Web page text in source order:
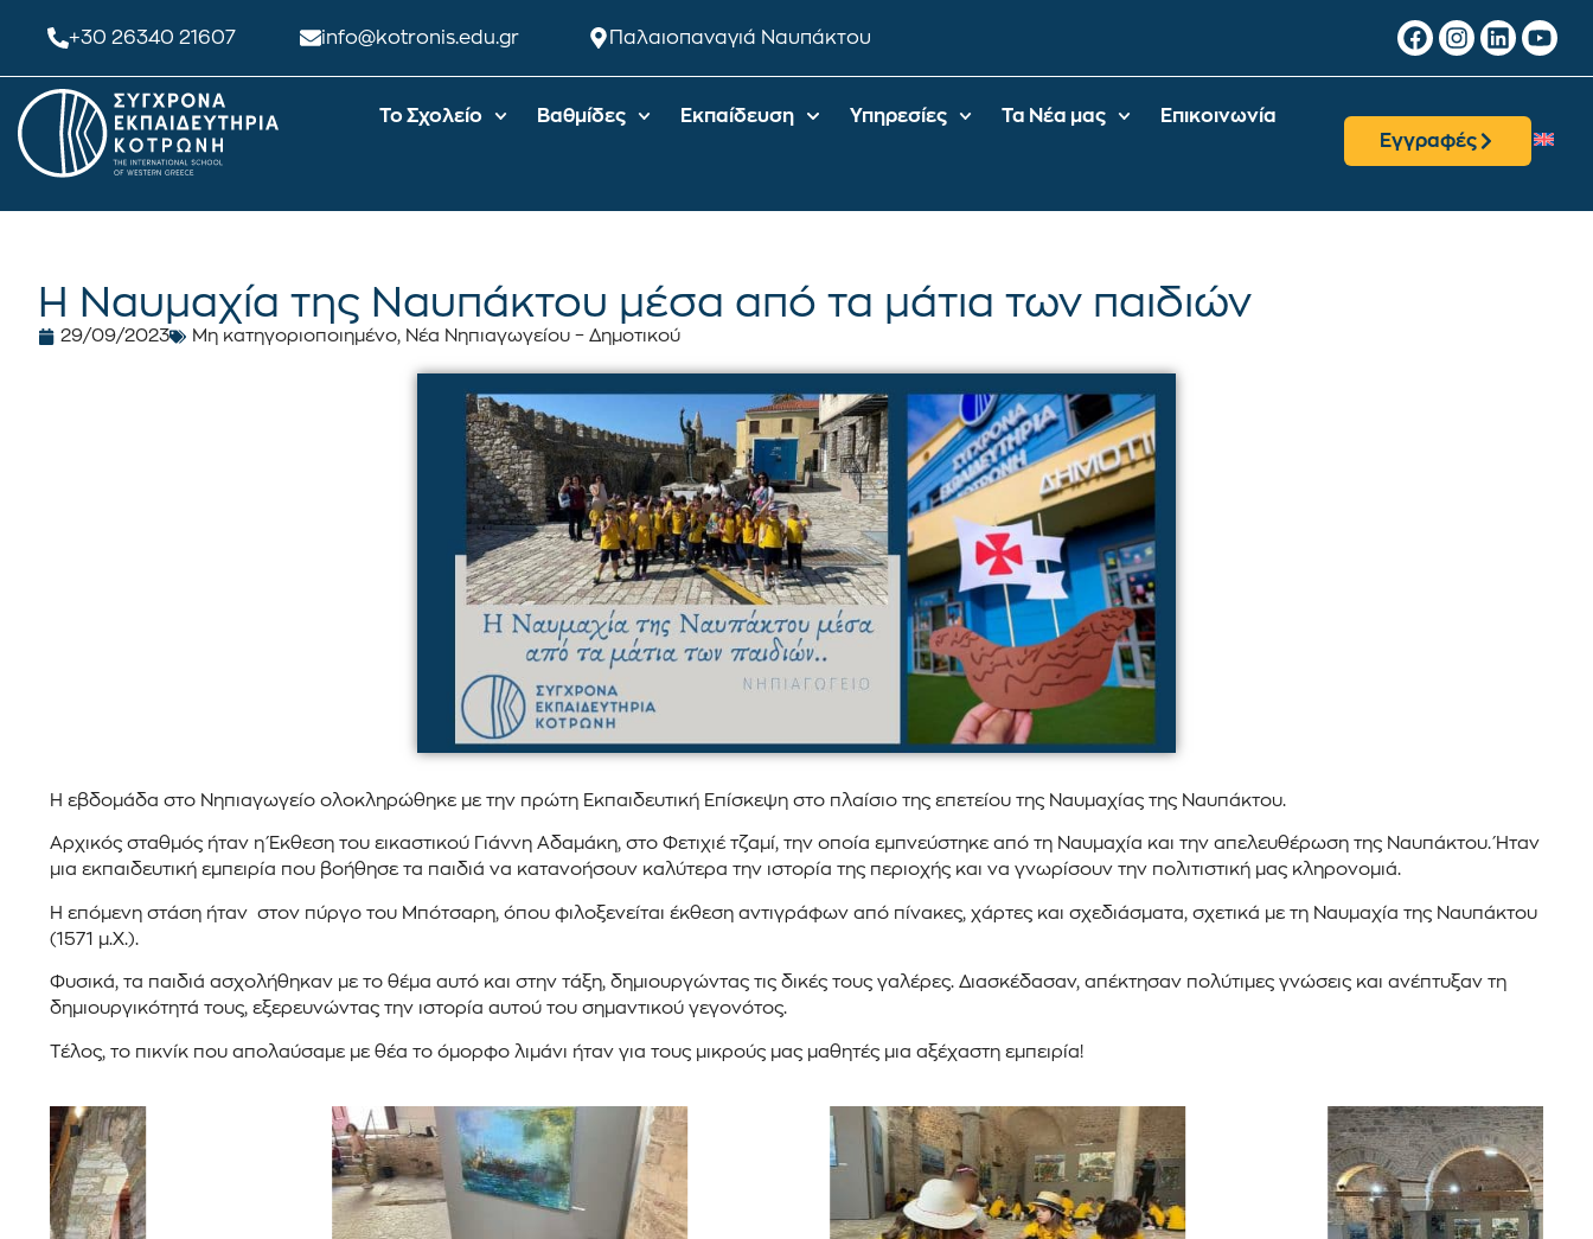
+30 26340 21607 info@kotronis.edu.gr Παλαιοπαναγιά Ναυπάκτου
Το Σχολείο Βαθμίδες Εκπαίδευση Υπηρεσίες Τα Νέα μας
Επικοινωνία
Εγγραφές
Η Ναυμαχία της Ναυπάκτου μέσα από τα μάτια των παιδιών
29/09/2023 Μη κατηγοριοποιημένο, Νέα Νηπιαγωγείου – Δημοτικού
Η εβδομάδα στο Νηπιαγωγείο ολοκληρώθηκε με την πρώτη Εκπαιδευτική Επίσκεψη στο πλαίσιο της επετείου της Ναυμαχίας της Ναυπάκτου.
Αρχικός σταθμός ήταν η Έκθεση του εικαστικού Γιάννη Αδαμάκη, στο Φετιχιέ τζαμί, την οποία εμπνεύστηκε από τη Ναυμαχία και την απελευθέρωση της Ναυπάκτου. Ήταν
μια εκπαιδευτική εμπειρία που βοήθησε τα παιδιά να κατανοήσουν καλύτερα την ιστορία της περιοχής και να γνωρίσουν την πολιτιστική μας κληρονομιά.
Η επόμενη στάση ήταν στον πύργο του Μπότσαρη, όπου φιλοξενείται έκθεση αντιγράφων από πίνακες, χάρτες και σχεδιάσματα, σχετικά με τη Ναυμαχία της Ναυπάκτου
(1571 μ.Χ.).
Φυσικά, τα παιδιά ασχολήθηκαν με το θέμα αυτό και στην τάξη, δημιουργώντας τις δικές τους γαλέρες. Διασκέδασαν, απέκτησαν πολύτιμες γνώσεις και ανέπτυξαν τη
δημιουργικότητά τους, εξερευνώντας την ιστορία αυτού του σημαντικού γεγονότος.
Τέλος, το πικνίκ που απολαύσαμε με θέα το όμορφο λιμάνι ήταν για τους μικρούς μας μαθητές μια αξέχαστη εμπειρία!